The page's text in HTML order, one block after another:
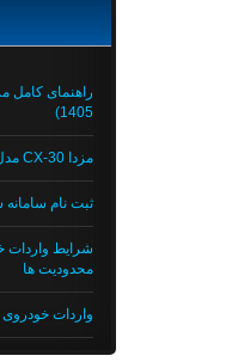
1405)
مزدا CX-30 مدل ۲۰۲۴ آفتاب خودرو؛ بررسی و مشخصات فنی
ثبت نام
شرایط واردات
محدودیت ها
واردات